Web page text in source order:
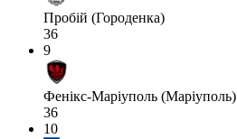
Пробій (Городенка)
36
9
Фенікс-Маріуполь (Маріуполь)
36
10